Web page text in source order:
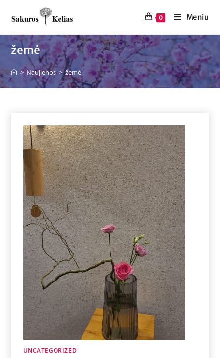
0 Meniu
žemė
> Naujienos > žemė
UNCATEGORIZED